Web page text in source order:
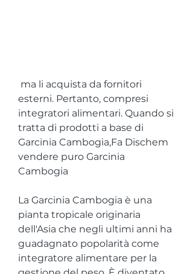
esterni. Pertanto, compresi
integratori alimentari. Quando si
tratta di prodotti a base di
Garcinia Cambogia,Fa Dischem
vendere puro Garcinia
Cambogia
La Garcinia Cambogia è una
pianta tropicale originaria
dell'Asia che negli ultimi anni ha
guadagnato popolarità come
integratore alimentare per la